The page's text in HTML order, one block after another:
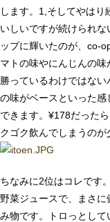
します。1,そしてやは
いしいですが続けられ
ップに輝いたのが、co-
マトの味やにんじんの
勝っているわけではな
の味がベースといった
できます。¥178だった
クゴク飲んでしまうのが
ちなみに2位はコレです
野菜ジュースで、まさ
み物です。トロっとし